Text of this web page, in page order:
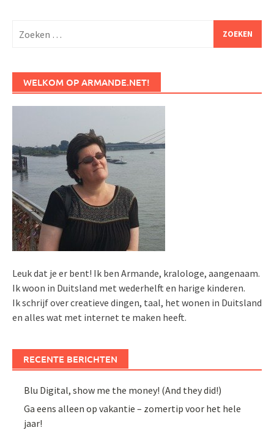
naar:
WELKOM OP ARMANDE.NET!
Leuk dat je er bent! Ik ben Armande, kralologe, aangenaam.
Ik woon in Duitsland met wederhelft en harige kinderen.
Ik schrijf over creatieve dingen, taal, het wonen in Duitsland
en alles wat met internet te maken heeft.
RECENTE BERICHTEN
Blu Digital, show me the money! (And they did!)
Ga eens alleen op vakantie – zomertip voor het hele
jaar!